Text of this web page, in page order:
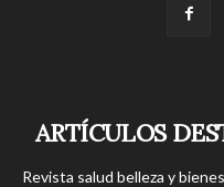
ARTÍCULOS
Revista salud belleza y